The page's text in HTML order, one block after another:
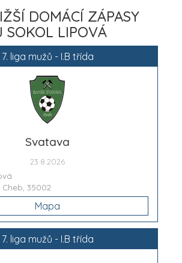
DOMÁCÍ ZÁPASY
SOKOL LIPOVÁ
7. liga mužů - I.B třída
Svatava
23.8.2026
35002
Mapa
7. liga mužů - I.B třída